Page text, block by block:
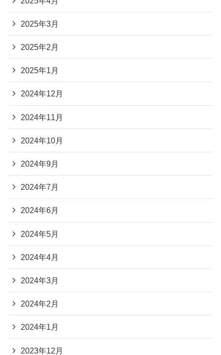
2025年3月
2025年2月
2025年1月
2024年12月
2024年11月
2024年10月
2024年9月
2024年7月
2024年6月
2024年5月
2024年4月
2024年3月
2024年2月
2024年1月
2023年12月